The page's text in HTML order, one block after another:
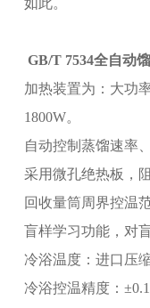
如此。
GB/T 7534全自动
加热装置为：大功
1800W。
自动控制蒸馏速率
采用微孔绝热板，
回收量筒周界控温
盲样学习功能，对
冷浴温度：进口压
冷浴控温精度：